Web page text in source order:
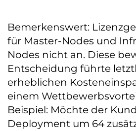
Bemerkenswert:
für Master-Nodes und
Nodes nicht an. Diese
Entscheidung führte
erheblichen
einem
Beispiel: Möchte der
Deployment um 64